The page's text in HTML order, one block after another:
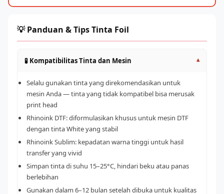
💡 Panduan & Tips Tinta Foil
🧪 Kompatibilitas Tinta dan Mesin ▾
Selalu gunakan tinta yang direkomendasikan untuk
mesin Anda — tinta yang tidak kompatibel bisa merusak
print head
Rhinoink DTF: diformulasikan khusus untuk mesin DTF
dengan tinta White yang stabil
Rhinoink Sublim: kepadatan warna tinggi untuk hasil
transfer yang vivid
Simpan tinta di suhu 15–25°C, hindari beku atau panas
berlebihan
Gunakan dalam 6–12 bulan setelah dibuka untuk kualitas